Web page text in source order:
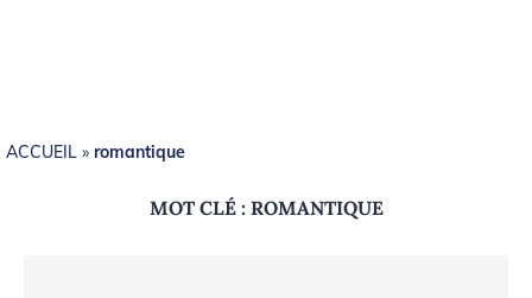
ACCUEIL » romantique
MOT CLÉ : ROMANTIQUE